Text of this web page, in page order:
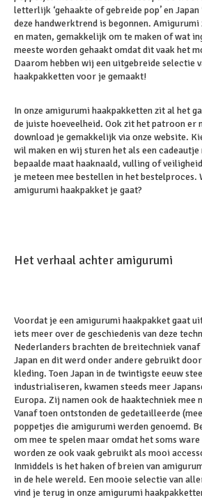
letterlijk ‘gehaakte of gebreide pop’ en
deze handwerktrend is begonnen.
en maten, gemakkelijk om te maken of wat
meeste worden gehaakt omdat dit vaak het
Daarom hebben wij een uitgebreide selectie
haakpakketten voor je gemaakt!
In onze amigurumi haakpakketten zit al het
de juiste hoeveelheid. Ook zit het patroon
download je gemakkelijk via onze website.
wil maken en wij sturen het als een cadeautje
bepaalde maat haaknaald, vulling of
je meteen mee bestellen in het bestelproces.
amigurumi haakpakket je gaat?
Het verhaal achter amigurumi
Voordat je een amigurumi haakpakket gaat
iets meer over de geschiedenis van deze
Nederlanders brachten de breitechniek
Japan en dit werd onder andere gebruikt
kleding. Toen Japan in de twintigste eeuw
industrialiseren, kwamen steeds meer
Europa. Zij namen ook de haaktechniek mee
Vanaf toen ontstonden de gedetailleerde
poppetjes die amigurumi werden genoemd.
om mee te spelen maar omdat het soms
worden ze ook vaak gebruikt als mooi
Inmiddels is het haken of breien van
in de hele wereld. Een mooie selectie van
vind je terug in onze amigurumi